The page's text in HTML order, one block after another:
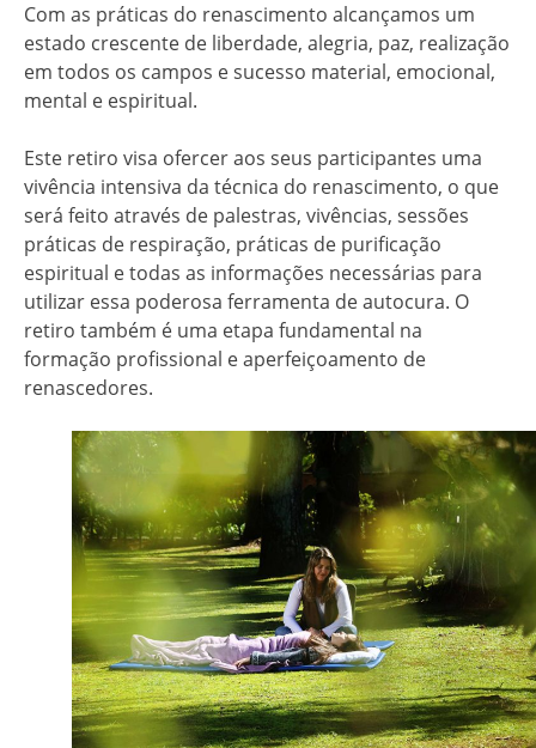
Com as práticas do renascimento alcançamos um
estado crescente de liberdade, alegria, paz, realização
em todos os campos e sucesso material, emocional,
mental e espiritual.
Este retiro visa ofercer aos seus participantes uma
vivência intensiva da técnica do renascimento, o que
será feito através de palestras, vivências, sessões
práticas de respiração, práticas de purificação
espiritual e todas as informações necessárias para
utilizar essa poderosa ferramenta de autocura. O
retiro também é uma etapa fundamental na
formação profissional e aperfeiçoamento de
renascedores.